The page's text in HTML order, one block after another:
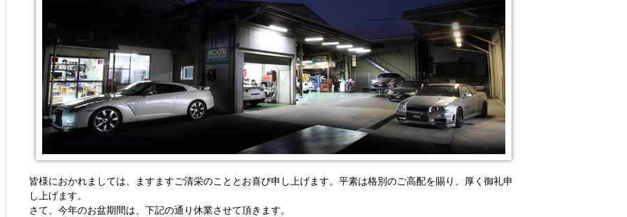
皆様におかれましては、ますますご清栄のこととお喜び申し上げます。平素は格別のご高配を賜り、厚く御礼申
し上げます。
さて、今年のお盆期間は、下記の通り休業させて頂きます。